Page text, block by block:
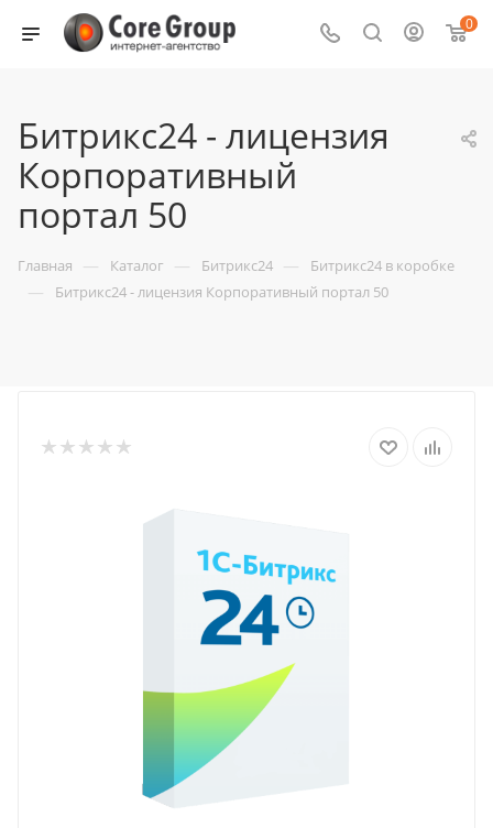
0
Битрикс24 - лицензия
Корпоративный
портал 50
Главная — Каталог — Битрикс24 — Битрикс24 в коробке
— Битрикс24 - лицензия Корпоративный портал 50